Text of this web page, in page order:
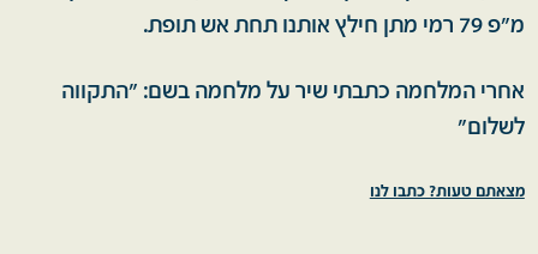
מ"פ 79 רמי מתן חילץ אותנו תחת אש תופת.
אחרי המלחמה כתבתי שיר על מלחמה בשם: "התקווה
לשלום"
מצאתם טעות? כתבו לנו